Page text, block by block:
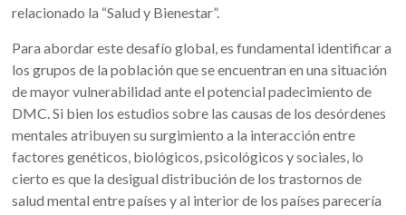
relacionado la “Salud y Bienestar”.
Para abordar este desafío global, es fundamental identificar a
los grupos de la población que se encuentran en una situación
de mayor vulnerabilidad ante el potencial padecimiento de
DMC. Si bien los estudios sobre las causas de los desórdenes
mentales atribuyen su surgimiento a la interacción entre
factores genéticos, biológicos, psicológicos y sociales, lo
cierto es que la desigual distribución de los trastornos de
salud mental entre países y al interior de los países parecería